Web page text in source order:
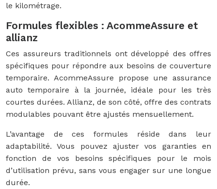
le kilométrage.
Formules flexibles : AcommeAssure et
allianz
Ces assureurs traditionnels ont développé des offres
spécifiques pour répondre aux besoins de couverture
temporaire. AcommeAssure propose une assurance
auto temporaire à la journée, idéale pour les très
courtes durées. Allianz, de son côté, offre des contrats
modulables pouvant être ajustés mensuellement.
L’avantage de ces formules réside dans leur
adaptabilité. Vous pouvez ajuster vos garanties en
fonction de vos besoins spécifiques pour le mois
d’utilisation prévu, sans vous engager sur une longue
durée.